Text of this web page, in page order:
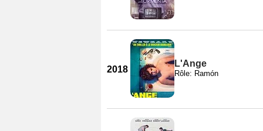
2018
L'Ange
Rôle: Ramón